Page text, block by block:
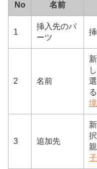
No 名前
1
挿入先のパ
ーツ
2 名前
3 追加先